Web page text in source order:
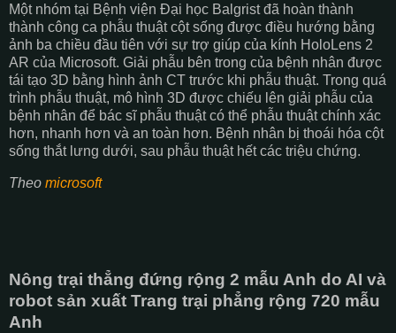
Một nhóm tại Bệnh viện Đại học Balgrist đã hoàn thành
thành công ca phẫu thuật cột sống được điều hướng bằng
ảnh ba chiều đầu tiên với sự trợ giúp của kính HoloLens 2
AR của Microsoft. Giải phẫu bên trong của bệnh nhân được
tái tạo 3D bằng hình ảnh CT trước khi phẫu thuật. Trong quá
trình phẫu thuật, mô hình 3D được chiếu lên giải phẫu của
bệnh nhân để bác sĩ phẫu thuật có thể phẫu thuật chính xác
hơn, nhanh hơn và an toàn hơn. Bệnh nhân bị thoái hóa cột
sống thắt lưng dưới, sau phẫu thuật hết các triệu chứng.
Theo microsoft
Nông trại thẳng đứng rộng 2 mẫu Anh do AI và
robot sản xuất Trang trại phẳng rộng 720 mẫu
Anh